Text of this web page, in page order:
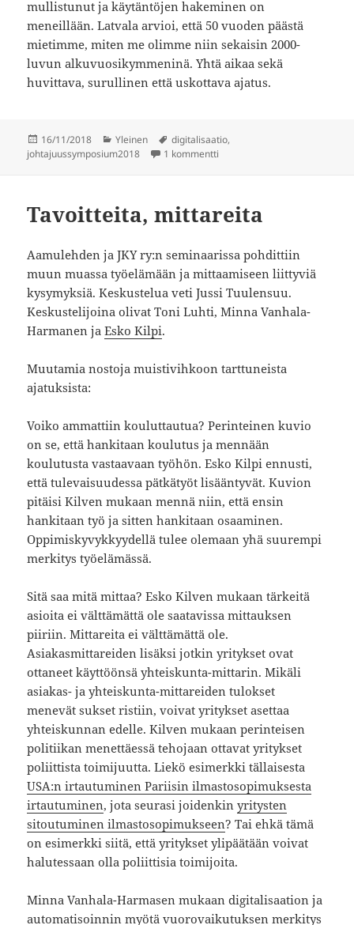
mullistunut ja käytäntöjen hakeminen on
meneillään. Latvala arvioi, että 50 vuoden päästä
mietimme, miten me olimme niin sekaisin 2000-
luvun alkuvuosikymmeninä. Yhtä aikaa sekä
huvittava, surullinen että uskottava ajatus.
Julkaistu
16/11/2018 Kategoriat
Yleinen Avainsanat
digitalisaatio,
johtajuussymposium2018
1 kommentti
Tavoitteita, mittareita
Aamulehden ja JKY ry:n seminaarissa pohdittiin
muun muassa työelämään ja mittaamiseen liittyviä
kysymyksiä. Keskustelua veti Jussi Tuulensuu.
Keskustelijoina olivat Toni Luhti, Minna Vanhala-
Harmanen jaEsko Kilpi.
Muutamia nostoja muistivihkoon tarttuneista
ajatuksista:
Voiko ammattiin kouluttautua? Perinteinen kuvio
on se, että hankitaan koulutus ja mennään
koulutusta vastaavaan työhön. Esko Kilpi ennusti,
että tulevaisuudessa pätkätyöt lisääntyvät. Kuvion
pitäisi Kilven mukaan mennä niin, että ensin
hankitaan työ ja sitten hankitaan osaaminen.
Oppimiskyvykkyydellä tulee olemaan yhä suurempi
merkitys työelämässä.
Sitä saa mitä mittaa? Esko Kilven mukaan tärkeitä
asioita ei välttämättä ole saatavissa mittauksen
piiriin. Mittareita ei välttämättä ole.
Asiakasmittareiden lisäksi jotkin yritykset ovat
ottaneet käyttöönsä yhteiskunta-mittarin. Mikäli
asiakas- ja yhteiskunta-mittareiden tulokset
menevät sukset ristiin, voivat yritykset asettaa
yhteiskunnan edelle. Kilven mukaan perinteisen
politiikan menettäessä tehojaan ottavat yritykset
poliittista toimijuutta. Liekö esimerkki tällaisesta
USA:n irtautuminen Pariisin ilmastosopimuksesta
irtautuminen, jota seurasi joidenkinyritysten
sitoutuminen ilmastosopimukseen? Tai ehkä tämä
on esimerkki siitä, että yritykset ylipäätään voivat
halutessaan olla poliittisia toimijoita.
Minna Vanhala-Harmasen mukaan digitalisaation ja
automatisoinnin myötä vuorovaikutuksen merkitys